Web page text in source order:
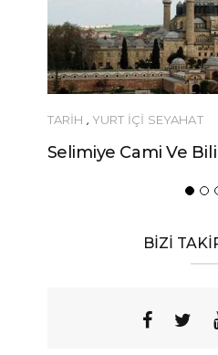
TARİH , YURT İÇİ SEYAHAT
Selimiye Cami Ve
BİZİ